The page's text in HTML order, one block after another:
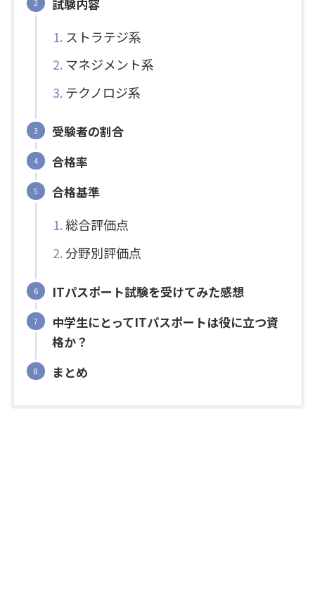
試験内容
ストラテジ系
マネジメント系
テクノロジ系
受験者の割合
合格率
合格基準
総合評価点
分野別評価点
ITパスポート試験を受けてみた感想
中学生にとってITパスポートは役に立つ資
格か？
まとめ